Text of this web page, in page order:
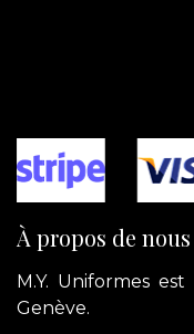
À propos de nous
M.Y. Uniformes
Genève.